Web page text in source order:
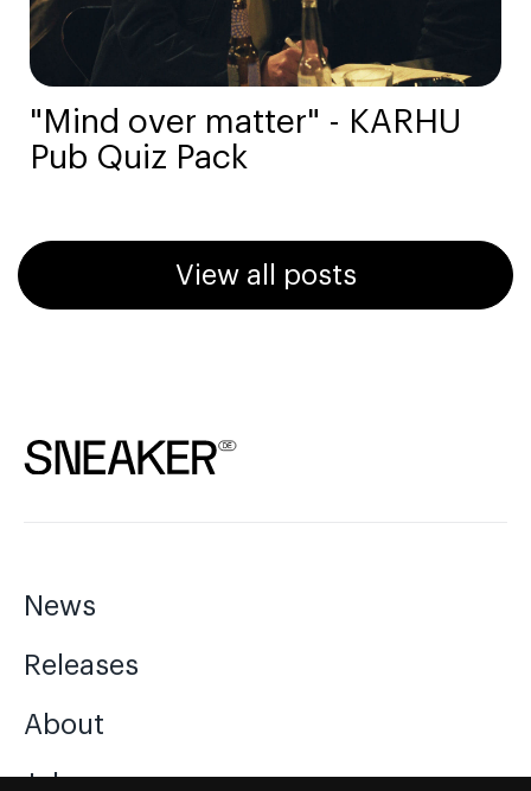
"Mind over matter" - KARHU
Pub Quiz Pack
View all posts
News
Releases
About
Jobs